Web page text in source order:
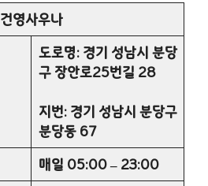
건영사우나
도로명: 경기 성남시 분당
구 장안로25번길 28
지번: 경기 성남시 분당구
분당동 67
매일 05:00 – 23:00